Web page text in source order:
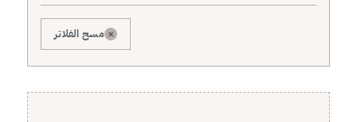
× مسح الفلاتر